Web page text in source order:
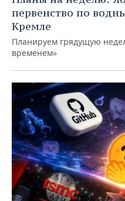
первенство по
Кремле
Планируем грядущую
временем»